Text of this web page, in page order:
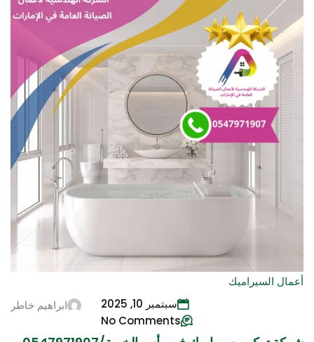
أعمال السيراميك
ابراهيم خاطر
سبتمبر 10, 2025
No Comments